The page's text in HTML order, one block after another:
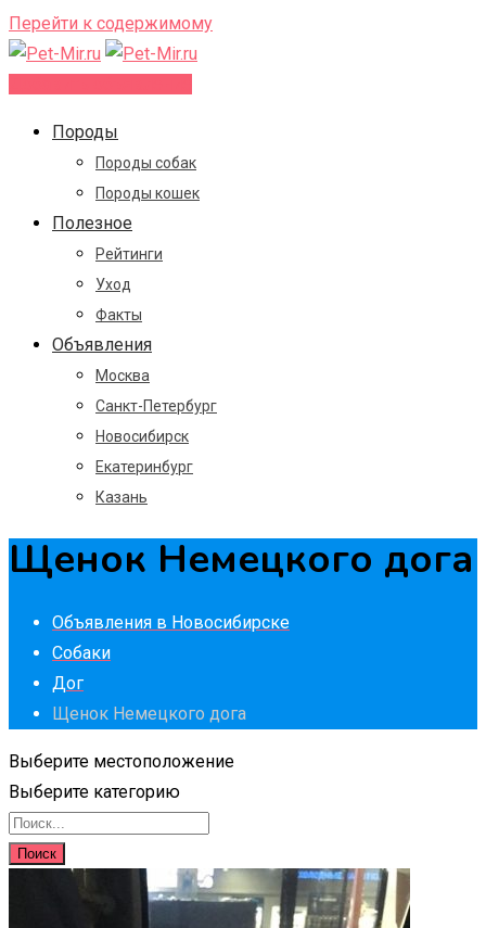
Перейти к содержимому
Породы
Породы собак
Породы кошек
Полезное
Рейтинги
Уход
Факты
Объявления
Москва
Санкт-Петербург
Новосибирск
Екатеринбург
Казань
Щенок Немецкого дога
Объявления в Новосибирске
Собаки
Дог
Щенок Немецкого дога
Выберите местоположение
Выберите категорию
Поиск